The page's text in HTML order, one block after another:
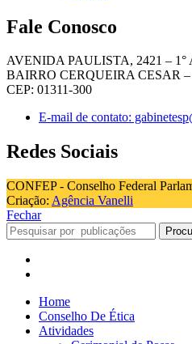
Fale Conosco
AVENIDA PAULISTA, 2421 – 1°
BAIRRO CERQUEIRA CESAR
CEP: 01311-300
E-mail de contato:
Redes Sociais
CONFEP - Conselho Federal
Criação: Agência Vanelli
Fechar
Home
Conselho De Ética
Atividades